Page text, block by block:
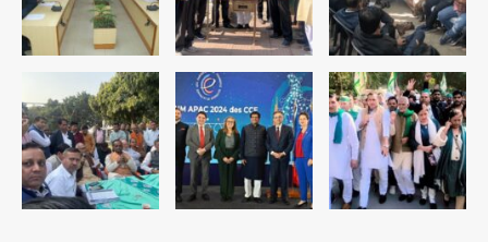
4
5
एयरपोर्ट का फर्जी कर्मचारी बनकर 3 लाख
उड़ाए, अब पहुंचा सलाखों के पीछे
Team JHJ